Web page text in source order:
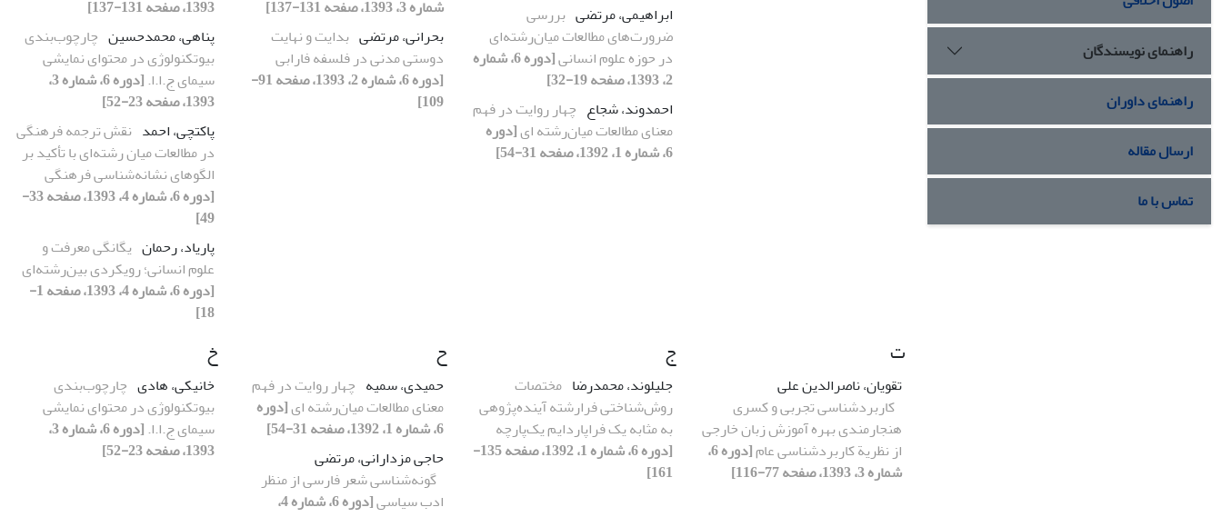
راهنمای نویسندگان
راهنمای داوران
ارسال مقاله
تماس با ما
ابراهیمی، مرتضی بررسی
ضرورت‌های مطالعات میان‌رشته‌ای
در حوزه علوم انسانی
[دوره 6، شماره
2، 1393، صفحه 19-32]
احمدوند، شجاع چهار روایت در فهم
معنای مطالعات میان‌رشته ‏ای[دوره
6، شماره 1، 1392، صفحه 31-54]
شماره 3، 1393، صفحه 131-137]
بحرانی، مرتضی بدایت و نهایت
دوستی مدنی در فلسفه فارابی
[دوره 6، شماره 2، 1393، صفحه 91-
109]
1393، صفحه 131-137]
پناهی، محمدحسین چارچوب‌بندی
بیوتکنولوژی در محتوای نمایشی
سیمای ج.ا.ا.
[دوره 6، شماره 3،
1393، صفحه 23-52]
پاکتچی، احمد نقش ترجمه فرهنگی
در مطالعات میان رشته‌ا‌ی با تأکید بر
الگوهای نشانه‌شناسی فرهنگی
[دوره 6، شماره 4، 1393، صفحه 33-
49]
پاریاد، رحمان یگانگی معرفت و
علوم انسانی؛ رویکردی بین‌رشته‌ای
[دوره 6، شماره 4، 1393، صفحه 1-
18]
ت
تقویان، ناصرالدین‌ علی
کاربردشناسی تجربی و کسری
هنجارمندی بهره آموزش زبان خارجی
از نظریة کاربردشناسی عام
[دوره 6،
شماره 3، 1393، صفحه 77-116]
ج
جلیلوند، محمدرضا مختصات
روش‌شناختی فرارشته آینده‌پژوهی
به مثابه یک فراپاردایم یک‌پارچه
[دوره 6، شماره 1، 1392، صفحه 135-
161]
ح
حمیدی، سمیه چهار روایت در فهم
معنای مطالعات میان‌رشته ‏ای[دوره
6، شماره 1، 1392، صفحه 31-54]
حاجی مزدارانی، مرتضی
گونه‌شناسی شعر فارسی از منظر
ادب سیاسی
[دوره 6، شماره 4،
خ
خانیکی، هادی چارچوب‌بندی
بیوتکنولوژی در محتوای نمایشی
سیمای ج.ا.ا.
[دوره 6، شماره 3،
1393، صفحه 23-52]